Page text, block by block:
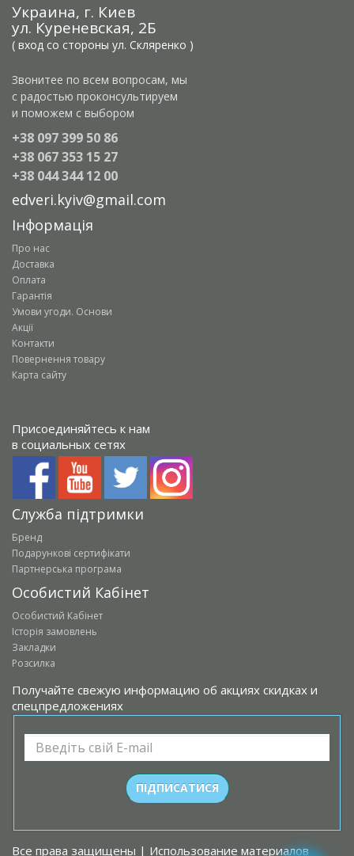
Украина, г. Киев
ул. Куреневская, 2Б
( вход со стороны ул. Скляренко )
Звонитее по всем вопросам, мы
с радостью проконсультируем
и поможем с выбором
+38 097 399 50 86
+38 067 353 15 27
+38 044 344 12 00
edveri.kyiv@gmail.com
Інформація
Про нас
Доставка
Оплата
Гарантія
Умови угоди. Основи
Акції
Контакти
Повернення товару
Карта сайту
Присоединяйтесь к нам
в социальных сетях
Служба підтримки
Бренд
Подарункові сертифікати
Партнерська програма
Особистий Кабінет
Особистий Кабінет
Історія замовлень
Закладки
Розсилка
Получайте свежую информацию об акциях скидках и
спецпредложениях
Все права защищены | Использование материалов